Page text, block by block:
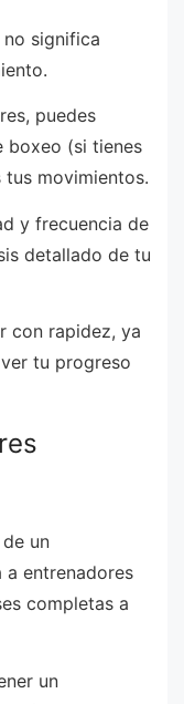
no significa
puedes
boxeo (si tienes
movimientos.
y frecuencia de
detallado de tu
con rapidez, ya
tu progreso
un
a entrenadores
completas a
un